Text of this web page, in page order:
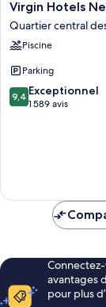
Virgin
Hotels
New
Orleans
central
des
affaires
Virgin Hotels
Quartier central
Piscine
Parking
9.4
sur
9,4 Exceptionnel
1 589 avis
avantages
pour plus